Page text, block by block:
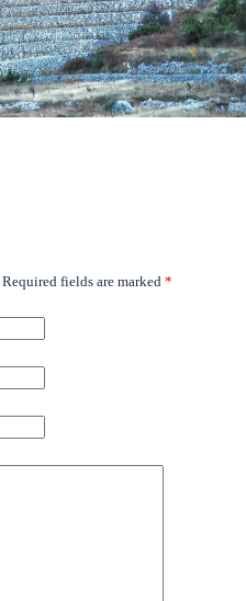
Required fields are marked *